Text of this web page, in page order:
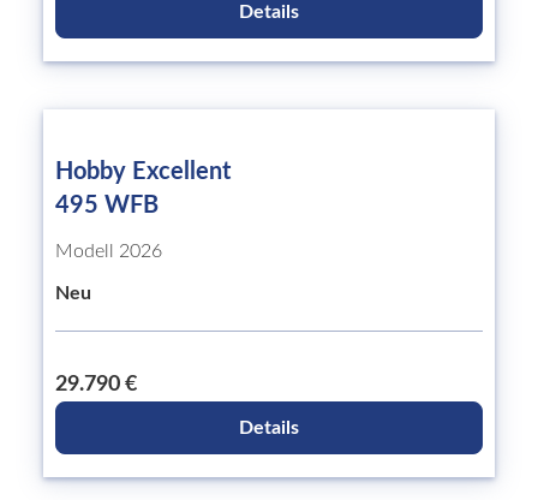
Details
Hobby Excellent
495 WFB
Modell 2026
Neu
29.790 €
Details